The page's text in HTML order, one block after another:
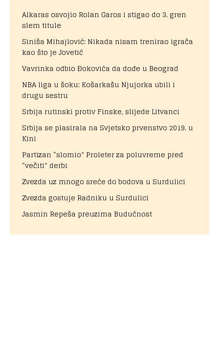
Alkaras osvojio Rolan Garos i stigao do 3. gren
slem titule
Siniša Mihajlović: Nikada nisam trenirao igrača
kao što je Jovetić
Vavrinka odbio Đokovića da dođe u Beograd
NBA liga u šoku: Košarkašu Njujorka ubili i
drugu sestru
Srbija rutinski protiv Finske, slijede Litvanci
Srbija se plasirala na Svjetsko prvenstvo 2019. u
Kini
Partizan “slomio” Proleter za poluvreme pred
“večiti” derbi
Zvezda uz mnogo sreće do bodova u Surdulici
Zvezda gostuje Radniku u Surdulici
Jasmin Repeša preuzima Budućnost